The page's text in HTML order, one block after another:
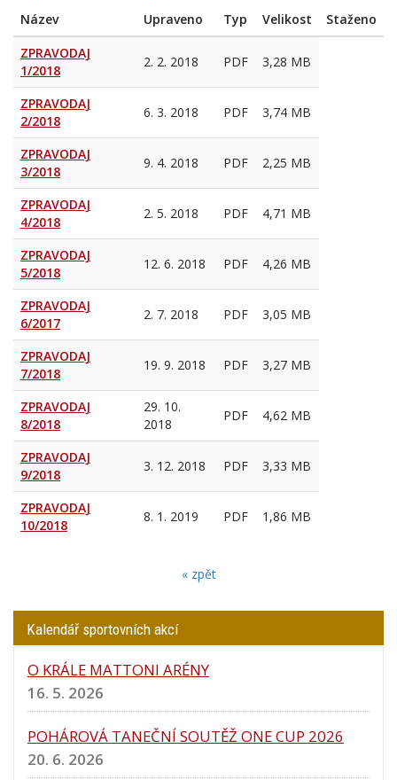
Název Upraveno Typ Velikost
Staženo
ZPRAVODAJ
1/2018
2. 2. 2018 PDF 3,28 MB
ZPRAVODAJ
2/2018
6. 3. 2018 PDF 3,74 MB
ZPRAVODAJ
3/2018
9. 4. 2018 PDF 2,25 MB
ZPRAVODAJ
4/2018
2. 5. 2018 PDF 4,71 MB
ZPRAVODAJ
5/2018
12. 6. 2018 PDF 4,26 MB
ZPRAVODAJ
6/2017
2. 7. 2018 PDF 3,05 MB
ZPRAVODAJ
7/2018
19. 9. 2018 PDF 3,27 MB
ZPRAVODAJ
8/2018
29. 10.
2018
PDF 4,62 MB
ZPRAVODAJ
9/2018
3. 12. 2018 PDF 3,33 MB
ZPRAVODAJ
10/2018
8. 1. 2019 PDF 1,86 MB
« zpět
Kalendář sportovních akcí
O KRÁLE MATTONI ARÉNY
16. 5. 2026
POHÁROVÁ TANEČNÍ SOUTĚŽ ONE CUP 2026
20. 6. 2026